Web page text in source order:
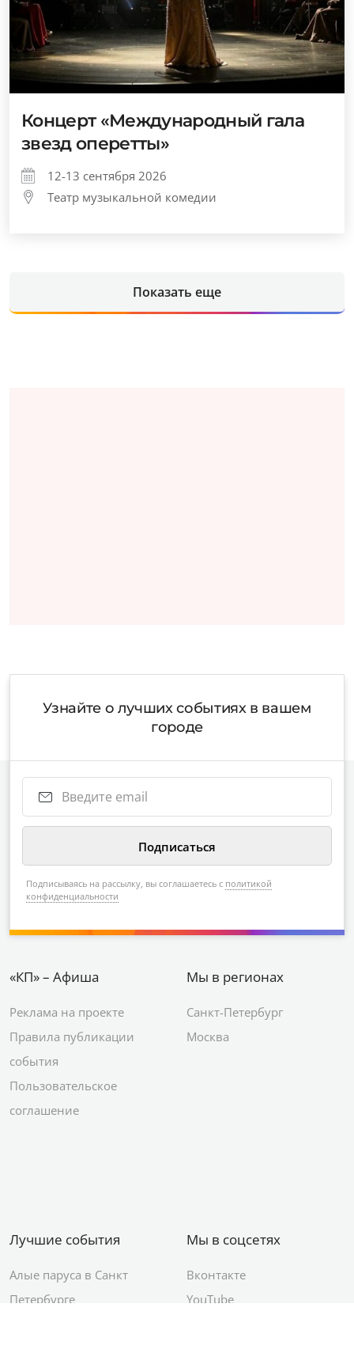
Концерт «Международный гала
звезд оперетты»
12-13 сентября 2026
Театр музыкальной комедии
Показать еще
Узнайте о лучших событиях в вашем
городе
Подписываясь на рассылку, вы соглашаетесь с политикой
конфиденциальности
«КП» – Афиша
Реклама на проекте
Правила публикации
события
Пользовательское
соглашение
Мы в регионах
Санкт-Петербург
Москва
Лучшие события
Алые паруса в Санкт
Петербурге
Мы в соцсетях
Вконтакте
YouTube